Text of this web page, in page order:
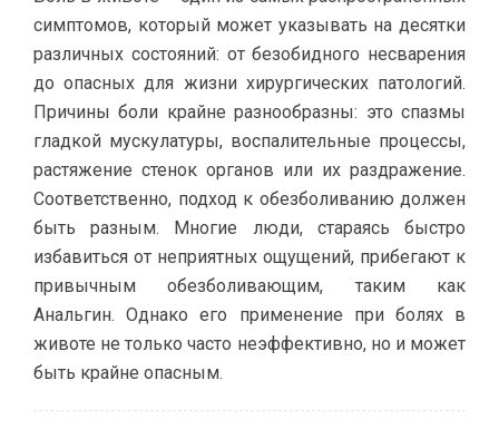
симптомов, который может указывать на десятки
различных состояний: от безобидного несварения
до опасных для жизни хирургических патологий.
Причины боли крайне разнообразны: это спазмы
гладкой мускулатуры, воспалительные процессы,
растяжение стенок органов или их раздражение.
Соответственно, подход к обезболиванию должен
быть разным. Многие люди, стараясь быстро
избавиться от неприятных ощущений, прибегают к
привычным обезболивающим, таким как
Анальгин. Однако его применение при болях в
животе не только часто неэффективно, но и может
быть крайне опасным.